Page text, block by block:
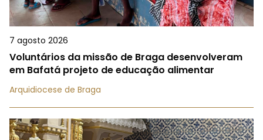
7 agosto 2026
Voluntários da missão de Braga desenvolveram
em Bafatá projeto de educação alimentar
Arquidiocese de Braga